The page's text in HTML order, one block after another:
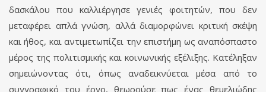
δασκάλου που καλλιέργησε γενιές φοιτητών, που δεν
μεταφέρει απλά γνώση, αλλά διαμορφώνει κριτική σκέψη
και ήθος, και αντιμετωπίζει την επιστήμη ως αναπόσπαστο
μέρος της πολιτισμικής και κοινωνικής εξέλιξης. Κατέληξαν
σημειώνοντας ότι, όπως αναδεικνύεται μέσα από το
συγγραφικό του έργο, θεωρούσε πως ένας θεμελιώδης